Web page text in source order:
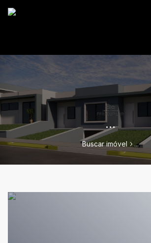
...
Buscar imóvel ...